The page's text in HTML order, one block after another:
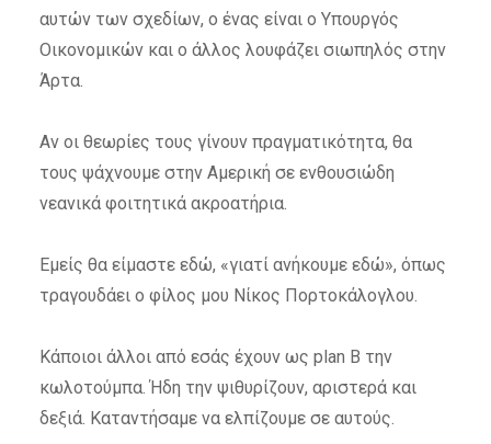
αυτών των σχεδίων, ο ένας είναι ο Υπουργός
Οικονομικών και ο άλλος λουφάζει σιωπηλός στην
Άρτα.
Αν οι θεωρίες τους γίνουν πραγματικότητα, θα
τους ψάχνουμε στην Αμερική σε ενθουσιώδη
νεανικά φοιτητικά ακροατήρια.
Εμείς θα είμαστε εδώ, «γιατί ανήκουμε εδώ», όπως
τραγουδάει ο φίλος μου Νίκος Πορτοκάλογλου.
Κάποιοι άλλοι από εσάς έχουν ως plan B την
κωλοτούμπα. Ήδη την ψιθυρίζουν, αριστερά και
δεξιά. Καταντήσαμε να ελπίζουμε σε αυτούς.